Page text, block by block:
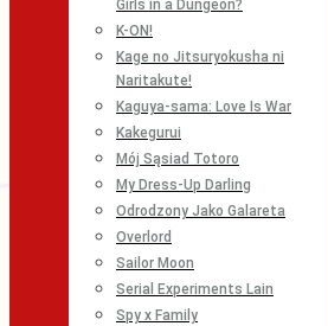
Girls in a Dungeon?
K-ON!
Kage no Jitsuryokusha ni
Naritakute!
Kaguya-sama: Love Is War
Kakegurui
Mój Sąsiad Totoro
My Dress-Up Darling
Odrodzony Jako Galareta
Overlord
Sailor Moon
Serial Experiments Lain
Spy x Family